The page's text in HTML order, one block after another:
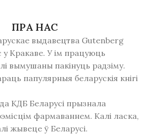
ПРА НАС
выдавецтва Gutenberg
у Кракаве. У ім працуюць
вымушаны пакінуць радзiму.
папулярныя беларускія кнігі
КДБ Беларусі прызнала
фармаваннем. Калі ласка,
жывеце ў Беларусі.